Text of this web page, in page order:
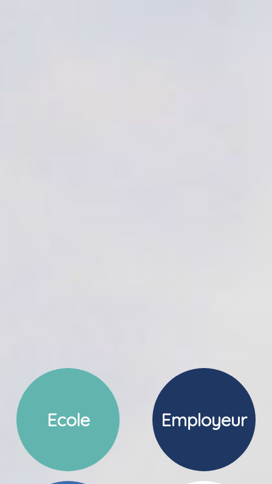
Ecole Employeur